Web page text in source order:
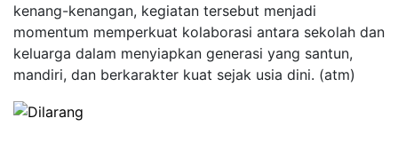
kenang-kenangan, kegiatan tersebut menjadi
momentum memperkuat kolaborasi antara sekolah dan
keluarga dalam menyiapkan generasi yang santun,
mandiri, dan berkarakter kuat sejak usia dini. (atm)